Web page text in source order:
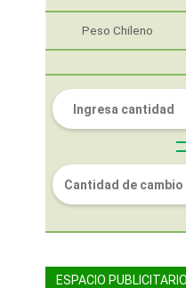
Peso Chileno
ESPACIO PUBLICITARIO